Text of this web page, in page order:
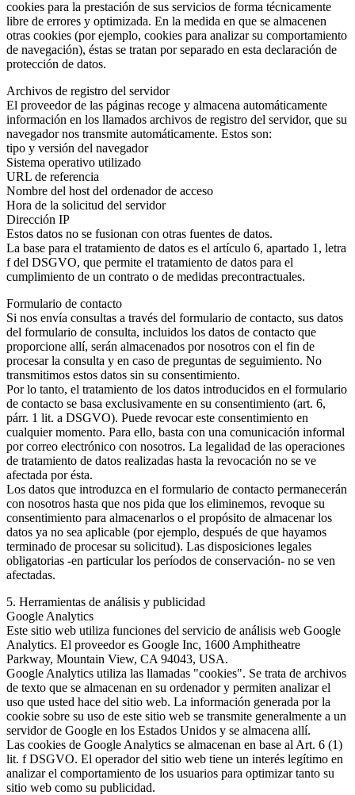
cookies para la prestación de sus servicios de forma técnicamente
libre de errores y optimizada. En la medida en que se almacenen
otras cookies (por ejemplo, cookies para analizar su comportamiento
de navegación), éstas se tratan por separado en esta declaración de
protección de datos.
Archivos de registro del servidor
El proveedor de las páginas recoge y almacena automáticamente
información en los llamados archivos de registro del servidor, que su
navegador nos transmite automáticamente. Estos son:
tipo y versión del navegador
Sistema operativo utilizado
URL de referencia
Nombre del host del ordenador de acceso
Hora de la solicitud del servidor
Dirección IP
Estos datos no se fusionan con otras fuentes de datos.
La base para el tratamiento de datos es el artículo 6, apartado 1, letra
f del DSGVO, que permite el tratamiento de datos para el
cumplimiento de un contrato o de medidas precontractuales.
Formulario de contacto
Si nos envía consultas a través del formulario de contacto, sus datos
del formulario de consulta, incluidos los datos de contacto que
proporcione allí, serán almacenados por nosotros con el fin de
procesar la consulta y en caso de preguntas de seguimiento. No
transmitimos estos datos sin su consentimiento.
Por lo tanto, el tratamiento de los datos introducidos en el formulario
de contacto se basa exclusivamente en su consentimiento (art. 6,
párr. 1 lit. a DSGVO). Puede revocar este consentimiento en
cualquier momento. Para ello, basta con una comunicación informal
por correo electrónico con nosotros. La legalidad de las operaciones
de tratamiento de datos realizadas hasta la revocación no se ve
afectada por ésta.
Los datos que introduzca en el formulario de contacto permanecerán
con nosotros hasta que nos pida que los eliminemos, revoque su
consentimiento para almacenarlos o el propósito de almacenar los
datos ya no sea aplicable (por ejemplo, después de que hayamos
terminado de procesar su solicitud). Las disposiciones legales
obligatorias -en particular los períodos de conservación- no se ven
afectadas.
5. Herramientas de análisis y publicidad
Google Analytics
Este sitio web utiliza funciones del servicio de análisis web Google
Analytics. El proveedor es Google Inc, 1600 Amphitheatre
Parkway, Mountain View, CA 94043, USA.
Google Analytics utiliza las llamadas "cookies". Se trata de archivos
de texto que se almacenan en su ordenador y permiten analizar el
uso que usted hace del sitio web. La información generada por la
cookie sobre su uso de este sitio web se transmite generalmente a un
servidor de Google en los Estados Unidos y se almacena allí.
Las cookies de Google Analytics se almacenan en base al Art. 6 (1)
lit. f DSGVO. El operador del sitio web tiene un interés legítimo en
analizar el comportamiento de los usuarios para optimizar tanto su
sitio web como su publicidad.